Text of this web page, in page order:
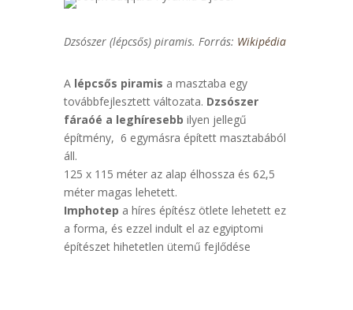
Dzsószer (lépcsős) piramis. Forrás: Wikipédia
A lépcsős piramis a masztaba egy
továbbfejlesztett változata. Dzsószer
fáraóé a leghíresebb ilyen jellegű
építmény, 6 egymásra épített masztabából
áll.
125 x 115 méter az alap élhossza és 62,5
méter magas lehetett.
Imphotep a híres építész ötlete lehetett ez
a forma, és ezzel indult el az egyiptomi
építészet hihetetlen ütemű fejlődése